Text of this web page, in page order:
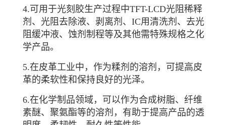
4.可用于光刻胶生产过程中TFT-LCD光阻稀释
剂、光阻去除液、剥离剂、IC用清洗剂、去光
阻缓冲液、蚀剂制程等及其他需特殊规格之化
学产品。
5.在皮革工业中，作为糅剂的溶剂，可提高皮
革的柔软性和保持良好的光泽。
6.在化学制品领域，可以作为合成树脂、纤维
素醚、聚氨酯等的溶剂，有助于提高产品的透